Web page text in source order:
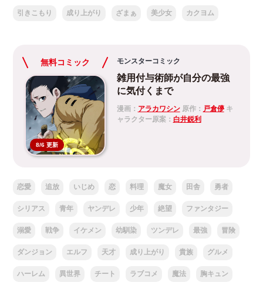
引きこもり 成り上がり ざまぁ 美少女 カクヨム
無料コミック
8/6 更新
モンスターコミック
雑用付与術師が自分の最強
に気付くまで
漫画： アラカワシン原作： 戸倉儚キ
ャラクター原案： 白井鋭利
恋愛 追放 いじめ 恋 料理 魔女 田舎 勇者
シリアス 青年 ヤンデレ 少年 絶望 ファンタジー
溺愛 戦争 イケメン 幼馴染 ツンデレ 最強 冒険
ダンジョン エルフ 天才 成り上がり 貴族 グルメ
ハーレム 異世界 チート ラブコメ 魔法 胸キュン